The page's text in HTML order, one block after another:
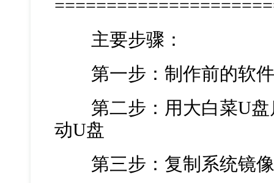
主要步骤：
第一步：制作前的软件
第二步：用大白菜U盘
动U盘
第三步：复制系统镜像